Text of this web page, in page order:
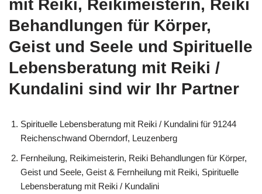
mit Reiki, Reikimeisterin, Reiki
Behandlungen für Körper,
Geist und Seele und Spirituelle
Lebensberatung mit Reiki /
Kundalini sind wir Ihr Partner
Spirituelle Lebensberatung mit Reiki / Kundalini für 91244
Reichenschwand Oberndorf, Leuzenberg
Fernheilung, Reikimeisterin, Reiki Behandlungen für Körper,
Geist und Seele, Geist & Fernheilung mit Reiki, Spirituelle
Lebensberatung mit Reiki / Kundalini